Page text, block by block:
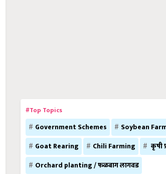
#Top Topics
Government Schemes
Soybean
Goat Rearing
Chili Farming
कृषी
Orchard planting / फळबाग लागवड